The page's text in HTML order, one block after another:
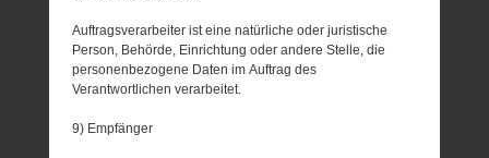
Auftragsverarbeiter ist eine natürliche oder juristische
Person, Behörde, Einrichtung oder andere Stelle, die
personenbezogene Daten im Auftrag des
Verantwortlichen verarbeitet.
9) Empfänger